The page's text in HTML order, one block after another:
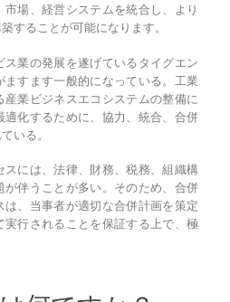
場、経営システムを統合し、より
することが可能になります。
ス業の発展を遂げているタイグエン
すます一般的になっている。工業
業ビジネスエコシステムの整備に
適化するために、協力、統合、合併
いる。
スには、法律、財務、税務、組織構
伴うことが多い。そのため、合併
は、当事者が適切な合併計画を策定
実行されることを保証する上で、極